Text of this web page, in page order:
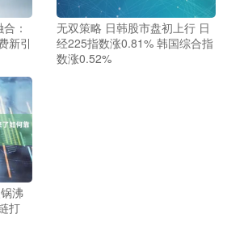
：
新引
无双策略 日韩股市盘初上行 日
经225指数涨0.81% 韩国综合指
数涨0.52%
沸
打